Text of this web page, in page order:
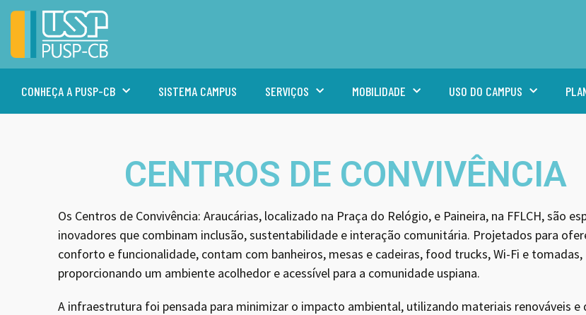
CONHEÇA A PUSP-CB SISTEMA CAMPUS SERVIÇOS MOBILIDADE USO DO CAMPUS
CENTROS DE CONVIVÊNCIA
Os Centros de Convivência: Araucárias, localizado na Praça do Relógio, e Paineira, na FFLCH, são
inovadores que combinam inclusão, sustentabilidade e interação comunitária. Projetados para
conforto e funcionalidade, contam com banheiros, mesas e cadeiras, food trucks, Wi-Fi e tomadas,
proporcionando um ambiente acolhedor e acessível para a comunidade uspiana.
A infraestrutura foi pensada para minimizar o impacto ambiental, utilizando materiais renováveis e